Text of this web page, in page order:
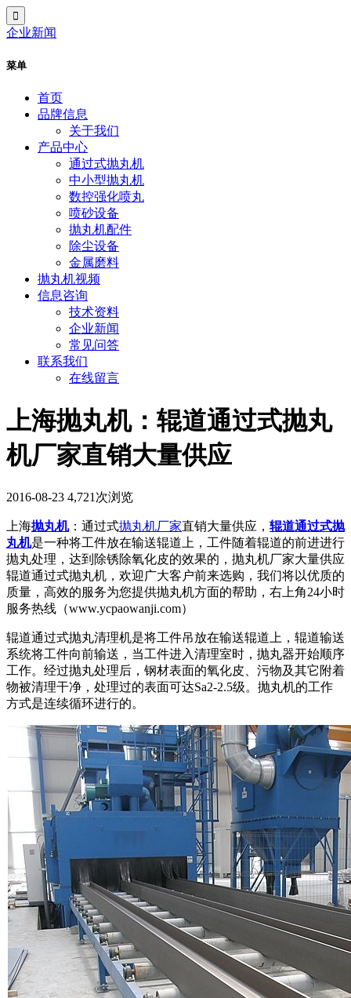
企业新闻
菜单
首页
品牌信息
关于我们
产品中心
通过式抛丸机
中小型抛丸机
数控强化喷丸
喷砂设备
抛丸机配件
除尘设备
金属磨料
抛丸机视频
信息咨询
技术资料
企业新闻
常见问答
联系我们
在线留言
上海抛丸机：辊道通过式抛丸
机厂家直销大量供应
2016-08-23 4,721次浏览
上海抛丸机：通过式抛丸机厂家直销大量供应， 辊道通过式抛
丸机是一种将工件放在输送辊道上，工件随着辊道的前进进行
抛丸处理，达到除锈除氧化皮的效果的，抛丸机厂家大量供应
辊道通过式抛丸机，欢迎广大客户前来选购，我们将以优质的
质量，高效的服务为您提供抛丸机方面的帮助，右上角24小时
服务热线（www.ycpaowanji.com）
辊道通过式抛丸清理机是将工件吊放在输送辊道上，辊道输送
系统将工件向前输送，当工件进入清理室时，抛丸器开始顺序
工作。经过抛丸处理后，钢材表面的氧化皮、污物及其它附着
物被清理干净，处理过的表面可达Sa2-2.5级。抛丸机的工作
方式是连续循环进行的。